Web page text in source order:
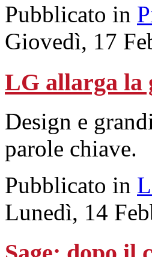
Pubblicato in
Giovedì, 17
LG allarga la
Design e
parole chiave.
Pubblicato in
Lunedì, 14